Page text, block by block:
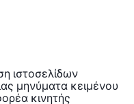
ιστοσελίδων
μηνύματα κειμένου
κινητής